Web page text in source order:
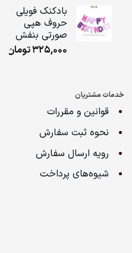
بادکنک فویلی
حروف هپی
صورتی بنفش
325,000تومان
خدمات مشتریان
قوانین و مقررات
نحوه ثبت سفارش
رویه ارسال سفارش
شیوه‌های پرداخت